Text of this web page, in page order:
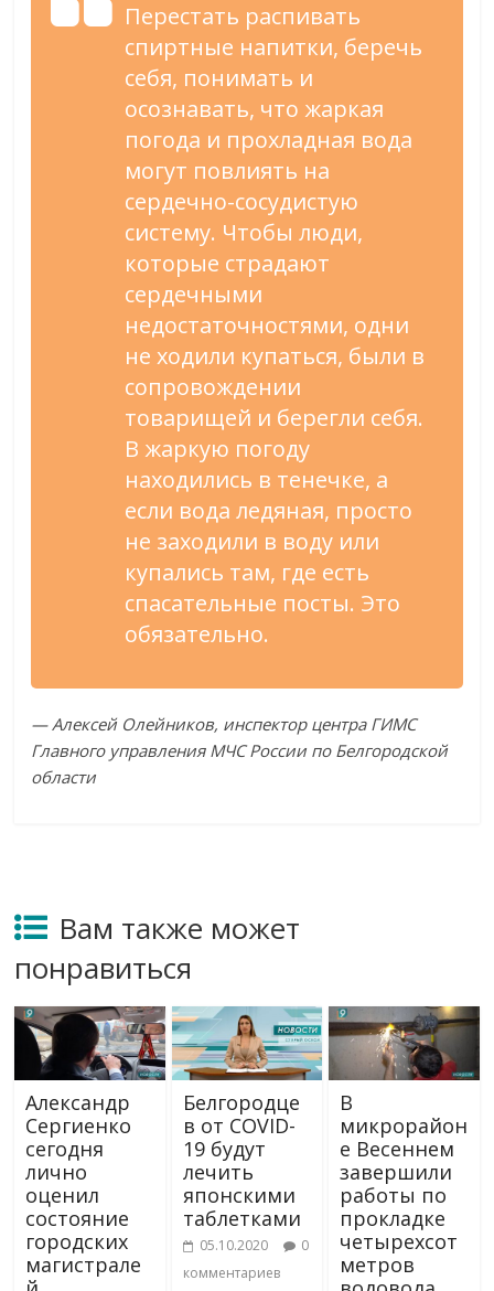
Перестать распивать
спиртные напитки, беречь
себя, понимать и
осознавать, что жаркая
погода и прохладная вода
могут повлиять на
сердечно-сосудистую
систему. Чтобы люди,
которые страдают
сердечными
недостаточностями, одни
не ходили купаться, были в
сопровождении
товарищей и берегли себя.
В жаркую погоду
находились в тенечке, а
если вода ледяная, просто
не заходили в воду или
купались там, где есть
спасательные посты. Это
обязательно.
— Алексей Олейников, инспектор центра ГИМС
Главного управления МЧС России по Белгородской
области
Вам также может
понравиться
Александр
Сергиенко
сегодня
лично
оценил
состояние
городских
магистрале
Белгородце
в от COVID-
19 будут
лечить
японскими
таблетками
05.10.2020
0
комментариев
В
микрорайон
е Весеннем
завершили
работы по
прокладке
четырехсот
метров